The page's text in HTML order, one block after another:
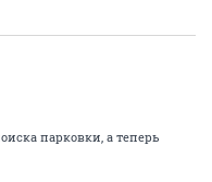
парковки, а теперь